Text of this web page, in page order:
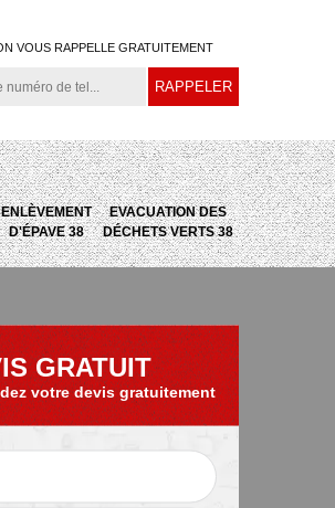
VOUS RAPPELLE GRATUITEMENT
ENLÈVEMENT
D'ÉPAVE 38
EVACUATION DES
DÉCHETS VERTS 38
Evacuation des
déchets verts 38
GRATUIT
votre devis gratuitement